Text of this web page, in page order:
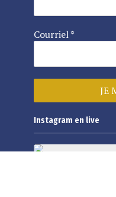
Courriel*
Instagram en live